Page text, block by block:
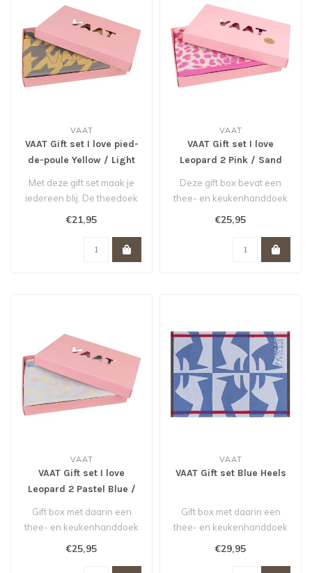
VAAT
VAAT Gift set I love pied-
de-poule Yellow / Light
Met deze gift set maak je
iedereen blij. De theedoek
en keukenhanddoek zijn
€21,95
VAAT
VAAT Gift set I love
Leopard 2 Pink / Sand
Deze gift box bevat een
thee- en keukenhanddoek
voor leopard én pink
€25,95
VAAT
VAAT Gift set I love
Leopard 2 Pastel Blue /
Gift box met daarin een
thee- en keukenhanddoek
€25,95
VAAT
VAAT Gift set Blue Heels
Gift box met daarin een
thee- en keukenhanddoek
€29,95